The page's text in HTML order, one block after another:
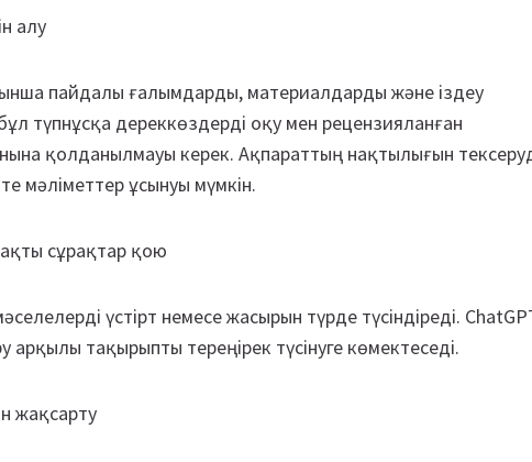
алу
пайдалы ғалымдарды, материалдарды және іздеу
түпнұсқа дереккөздерді оқу мен рецензияланған
қолданылмауы керек. Ақпараттың нақтылығын
мәліметтер ұсынуы мүмкін.
сұрақтар қою
үстірт немесе жасырын түрде түсіндіреді.
арқылы тақырыпты тереңірек түсінуге көмектеседі.
жақсарту